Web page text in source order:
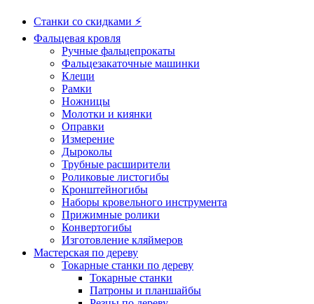
Станки со скидками ⚡
Фальцевая кровля
Ручные фальцепрокаты
Фальцезакаточные машинки
Клещи
Рамки
Ножницы
Молотки и киянки
Оправки
Измерение
Дыроколы
Трубные расширители
Роликовые листогибы
Кронштейногибы
Наборы кровельного инструмента
Прижимные ролики
Конвертогибы
Изготовление кляймеров
Мастерская по дереву
Токарные станки по дереву
Токарные станки
Патроны и планшайбы